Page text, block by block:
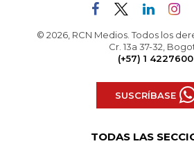
© 2026, RCN Medios. Todos los
Cr. 13a 37-32,
(+57) 1 4227600
SUSCRÍBASE
TODAS LAS